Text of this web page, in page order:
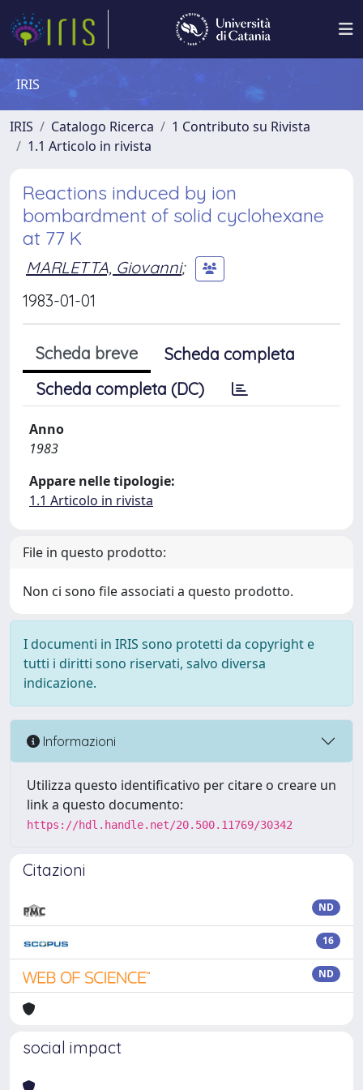
IRIS
IRIS Catalogo Ricerca
1 Contributo su Rivista
1.1 Articolo in rivista
Reactions induced by ion
bombardment of solid cyclohexane
at 77 K
MARLETTA, Giovanni;
1983-01-01
Scheda breve
Scheda completa
Scheda completa (DC)
Anno
1983
Appare nelle tipologie:
1.1 Articolo in rivista
File in questo prodotto:
Non ci sono file associati a questo prodotto.
I documenti in IRIS sono protetti da copyright e
tutti i diritti sono riservati, salvo diversa
indicazione.
Informazioni
Utilizza questo identificativo per citare o creare un
link a questo documento:
https://hdl.handle.net/20.500.11769/30342
Citazioni
ND
16
ND
social impact